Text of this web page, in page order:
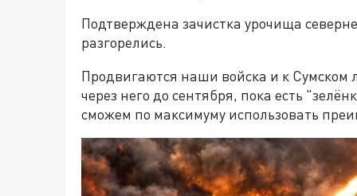
Подтверждена зачистка урочища
разгорелись.
Продвигаются наши войска и к Сумском
через него до сентября, пока есть
сможем по максимуму использовать